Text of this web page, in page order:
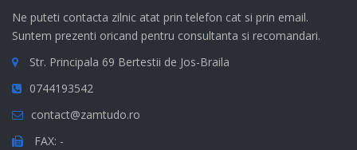
Ne puteti contacta zilnic atat prin telefon cat si prin email.
Suntem prezenti oricand pentru consultanta si recomandari.
Str. Principala 69 Bertestii de Jos-Braila
0744193542
contact@zamtudo.ro
FAX: -